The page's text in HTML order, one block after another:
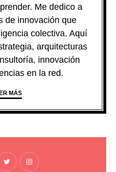
Me dedico a
de innovación que
colectiva. Aquí
arquitecturas
innovación
en la red.
MÁS